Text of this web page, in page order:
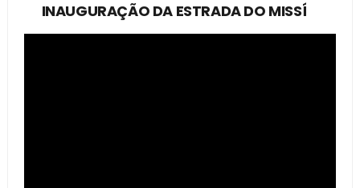
INAUGURAÇÃO DA ESTRADA DO MISSÍ